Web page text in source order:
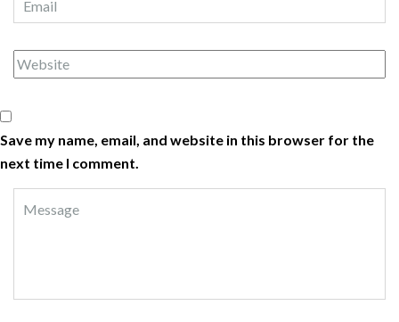
Save my name, email, and website in this browser for the
next time I comment.